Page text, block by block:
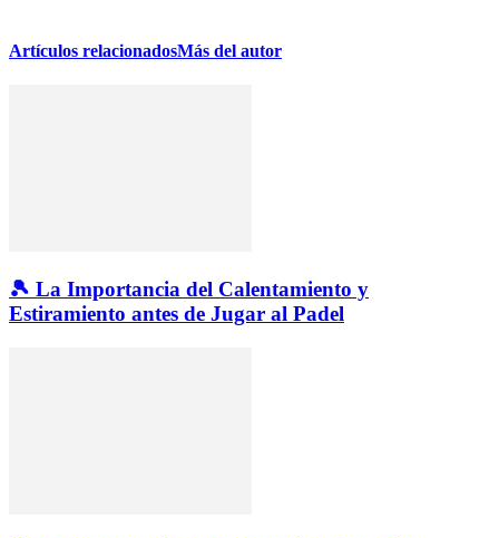
Artículos relacionadosMás del autor
🎾 La Importancia del Calentamiento y
Estiramiento antes de Jugar al Padel